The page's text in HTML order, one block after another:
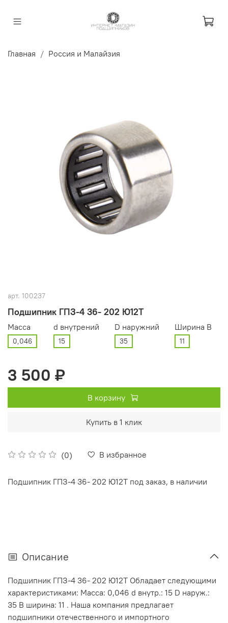
Главная Россия и Малайзия
арт. 100237
Подшипник ГПЗ-4 36- 202 Ю12Т
(0) В избранное
Масса
0,046
d внутрений
15
D наружний
35
Ширина В
11
3 500 ₽
В корзину
Купить в 1 клик
Подшипник ГПЗ-4 36- 202 Ю12Т под заказ, в наличии
Описание
Подшипник ГПЗ-4 36- 202 Ю12Т Обладает следующими
характеристиками: Масса: 0,046 d внутр.: 15 D наруж.:
35 В ширина: 11 . Наша компания предлагает
подшипники отечественного и импортного